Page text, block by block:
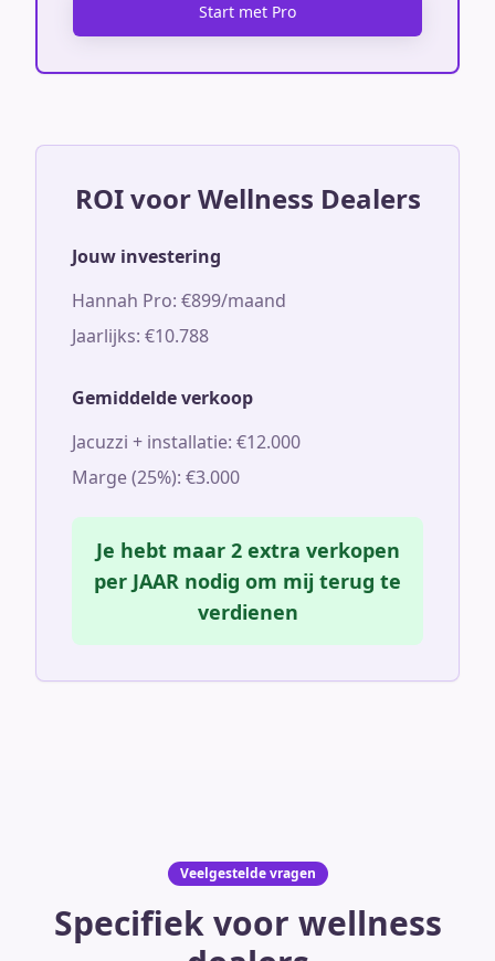
Start met Pro
ROI voor Wellness Dealers
Jouw investering
Hannah Pro: €899/maand
Jaarlijks: €10.788
Gemiddelde verkoop
Jacuzzi + installatie: €12.000
Marge (25%): €3.000
Je hebt maar 2 extra verkopen
per JAAR nodig om mij terug te
verdienen
Veelgestelde vragen
Specifiek voor wellness